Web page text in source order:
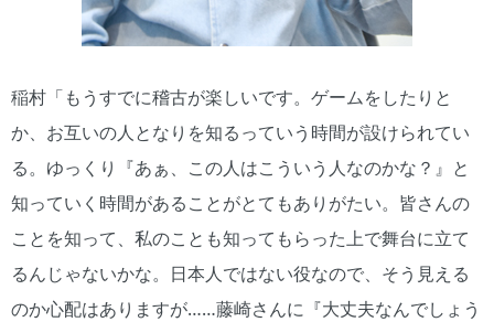
稲村「もうすでに稽古が楽しいです。ゲームをしたりと
か、お互いの人となりを知るっていう時間が設けられてい
る。ゆっくり『あぁ、この人はこういう人なのかな？』と
知っていく時間があることがとてもありがたい。皆さんの
ことを知って、私のことも知ってもらった上で舞台に立て
るんじゃないかな。日本人ではない役なので、そう見える
のか心配はありますが……藤崎さんに『大丈夫なんでしょう